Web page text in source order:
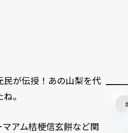
が伝授！あの山梨を代
。
アム桔梗信玄餅など関